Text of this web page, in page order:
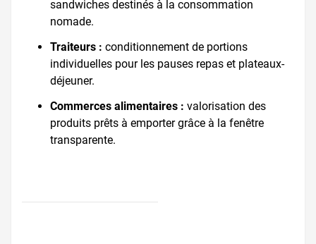
sandwiches destinés à la consommation
nomade.
Traiteurs : conditionnement de portions
individuelles pour les pauses repas et plateaux-
déjeuner.
Commerces alimentaires : valorisation des
produits prêts à emporter grâce à la fenêtre
transparente.